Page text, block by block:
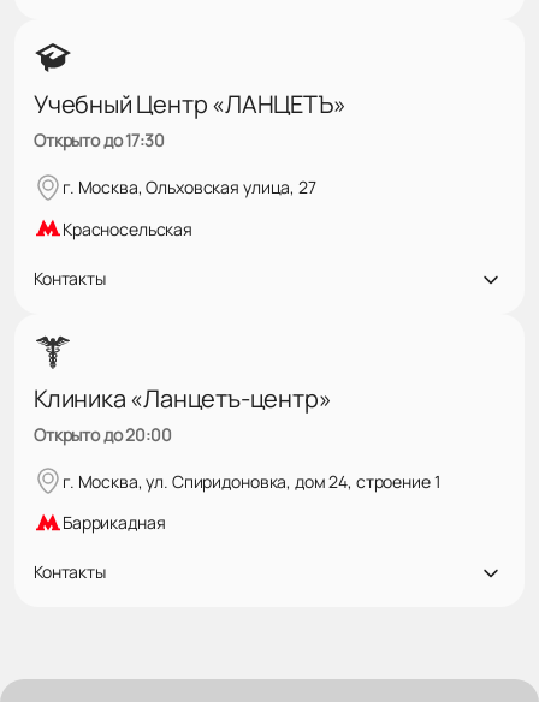
Учебный Центр «ЛАНЦЕТЪ»
Открыто до 17:30
г. Москва, Ольховская улица, 27
Красносельская
Контакты
Клиника «Ланцетъ-центр»
Открыто до 20:00
г. Москва, ул. Спиридоновка, дом 24, строение 1
Баррикадная
Контакты